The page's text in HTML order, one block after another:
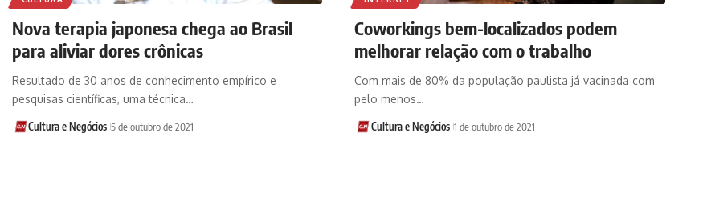
Nova terapia japonesa chega ao Brasil
para aliviar dores crônicas
Resultado de 30 anos de conhecimento empírico e
pesquisas científicas, uma técnica…
Cultura e Negócios 5 de outubro de 2021
Coworkings bem-localizados podem
melhorar relação com o trabalho
Com mais de 80% da população paulista já vacinada com
pelo menos…
Cultura e Negócios 1 de outubro de 2021